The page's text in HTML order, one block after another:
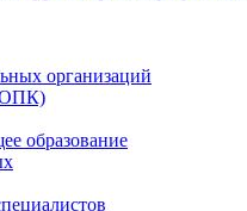
организаций
образование